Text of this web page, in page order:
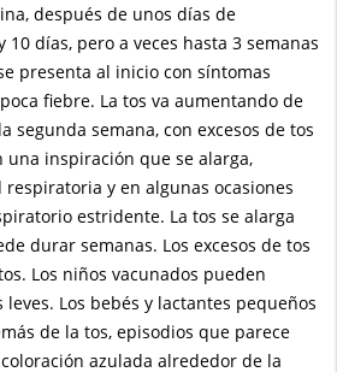
después de unos días de
días, pero a veces hasta 3 semanas
presenta al inicio con síntomas
fiebre. La tos va aumentando de
segunda semana, con excesos de tos
una inspiración que se alarga,
y en algunas ocasiones
estridente. La tos se alarga
durar semanas. Los excesos de tos
Los niños vacunados pueden
Los bebés y lactantes pequeños
de la tos, episodios que parece
azulada alrededor de la